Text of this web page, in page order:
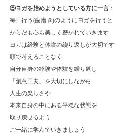
⑤ヨガを始めようとしている方に一言 ：
毎日行う(歯磨き)のようにヨガを行うと
からだも心も美しく磨かれていきます
ヨガは経験と体験の繰り返しが大切です
頭で考えることなく
自分自身の経験や体験を繰り返し
「創意工夫」を大切にしながら
人生の楽しさや
本来自身の中にある平穏な状態を
取り戻せるよう
ご一緒に学んでいきましょう